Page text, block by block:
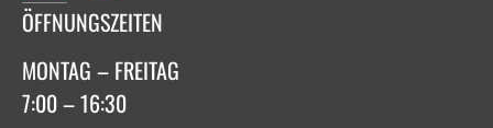
ÖFFNUNGSZEITEN
MONTAG – FREITAG
7:00 – 16:30